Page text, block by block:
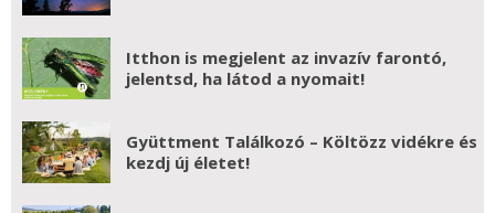
Itthon is megjelent az invazív farontó,
jelentsd, ha látod a nyomait!
Gyüttment Találkozó – Költözz vidékre és
kezdj új életet!